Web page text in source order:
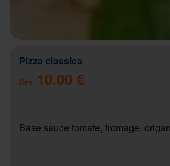
Pizza classica
Dès 10.00 €
Base sauce tomate, fromage, origan